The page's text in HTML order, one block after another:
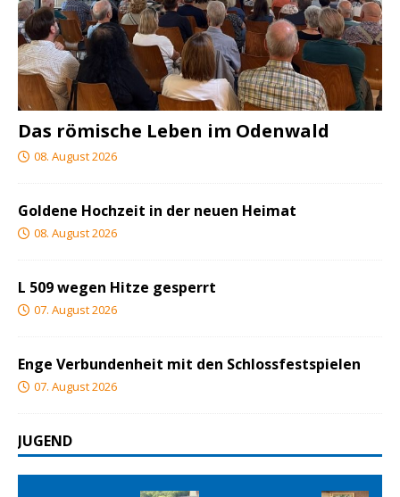
Das römische Leben im Odenwald
08. August 2026
Goldene Hochzeit in der neuen Heimat
08. August 2026
L 509 wegen Hitze gesperrt
07. August 2026
Enge Verbundenheit mit den Schlossfestspielen
07. August 2026
JUGEND